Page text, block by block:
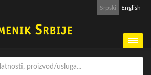
Srpski English